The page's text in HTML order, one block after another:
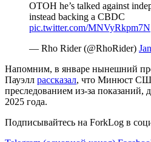
OTOH he’s talked against
instead backing a CBDC
pic.twitter.com/MNVyRkpm7N
— Rho Rider (@RhoRider)
Напомним, в январе нынешний
Пауэлл рассказал, что Минюст
преследованием из-за
2025 года.
Подписывайтесь на ForkLog в